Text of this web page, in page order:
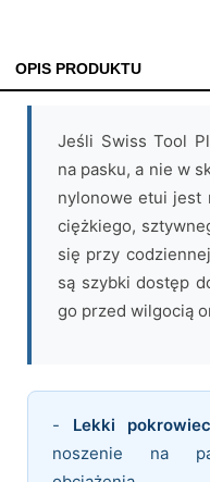
OPIS PRODUKTU
Jeśli Swiss Tool
na pasku, a nie w
nylonowe etui jest
ciężkiego,
się przy
są szybki dostęp
go przed wilgocią
- Lekki
noszenie na